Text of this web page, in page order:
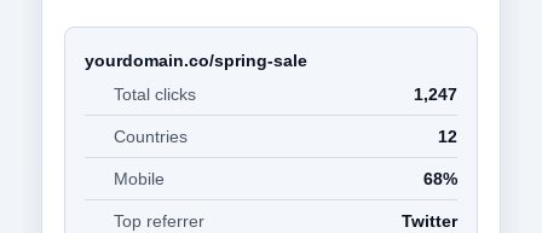
yourdomain.co/spring-sale
Total clicks
1,247
Countries 12
Mobile 68%
Top referrer Twitter